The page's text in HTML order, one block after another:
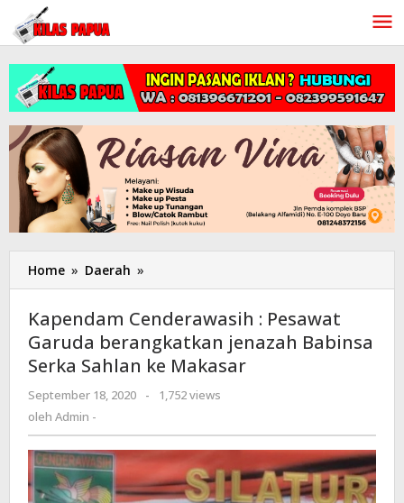
Lewati
konten
Home » Daerah »
Cenderawasih
Pesawat
Garuda
berangkatkan
Babinsa
Sahlan
ke
Makasar
Kapendam Cenderawasih : Pesawat
Garuda berangkatkan jenazah Babinsa
Serka Sahlan ke Makasar
September 18, 2020
oleh
-
1,752 views
oleh Admin -